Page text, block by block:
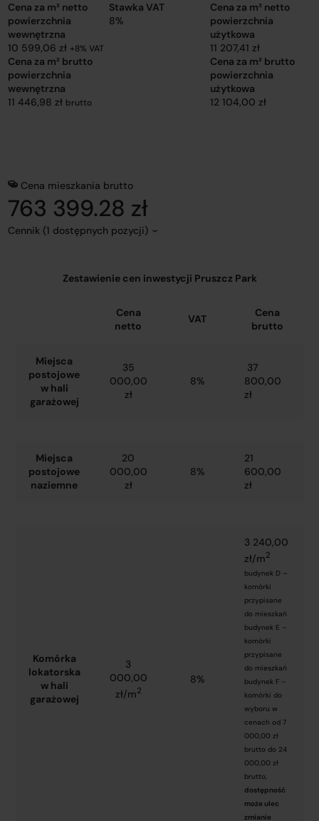
Cena za m² netto
powierzchnia
wewnętrzna
10 599,06 zł+8% VAT
Stawka VAT
8%
Cena za m² netto
powierzchnia
użytkowa
11 207,41 zł
Cena za m² brutto
powierzchnia
wewnętrzna
11 446,98 zł brutto
Cena za m² brutto
powierzchnia
użytkowa
12 104,00 zł
Cena mieszkania brutto
763 399.28 zł
Cennik (1 dostępnych pozycji)
Zestawienie cen inwestycji Pruszcz Park
Cena
netto
VAT
Cena
brutto
Miejsca
postojowe
w hali
garażowej
35
000,00
zł
8%
37
800,00
zł
Miejsca
postojowe
naziemne
20
000,00
zł
8%
21
600,00
zł
Komórka
lokatorska
w hali
garażowej
3
000,00
zł/m2
8%
3 240,00
zł/m2
budynek D –
komórki
przypisane
do mieszkań
budynek E –
komórki
przypisane
do mieszkań
budynek F –
komórki do
wyboru w
cenach od 7
000,00 zł
brutto do 24
000,00 zł
brutto,
dostępność
może ulec
zmianie